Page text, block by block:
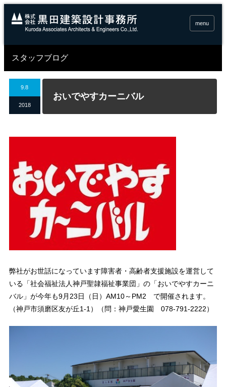
menu
スタッフブログ
9.8
2018
おいでやすカーニバル
弊社がお世話になっています障害者・高齢者支援施設を運営して
いる「社会福祉法人神戸聖隷福祉事業団」の「おいでやすカーニ
バル」が今年も9月23日（日）AM10～PM2 で開催されます。
（神戸市須磨区友が丘1-1）（問：神戸愛生園 078-791-2222）